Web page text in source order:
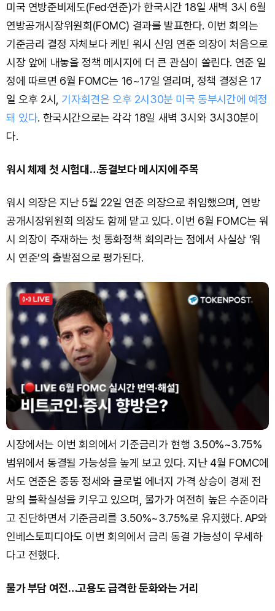
미국 연방준비제도(Fed·연준)가 한국시간 18일 새벽 3시 6월
연방공개시장위원회(FOMC) 결과를 발표한다. 이번 회의는
기준금리 결정 자체보다 케빈 워시 신임 연준 의장이 처음으로
시장 앞에 내놓을 정책 메시지에 더 큰 관심이 쏠린다. 연준 일
정에 따르면 6월 FOMC는 16~17일 열리며, 정책 결정은 17
일 오후 2시, 기자회견은 오후 2시30분 미국 동부시간에 예정
돼 있다. 한국시간으로는 각각 18일 새벽 3시와 3시30분이
다.
워시 체제 첫 시험대…동결보다 메시지에 주목
워시 의장은 지난 5월 22일 연준 의장으로 취임했으며, 연방
공개시장위원회 의장도 함께 맡고 있다. 이번 6월 FOMC는 워
시 의장이 주재하는 첫 통화정책 회의라는 점에서 사실상 ‘워
시 연준’의 출발점으로 평가된다.
시장에서는 이번 회의에서 기준금리가 현행 3.50%~3.75%
범위에서 동결될 가능성을 높게 보고 있다. 지난 4월 FOMC에
서도 연준은 중동 정세와 글로벌 에너지 가격 상승이 경제 전
망의 불확실성을 키우고 있으며, 물가가 여전히 높은 수준이라
고 진단하면서 기준금리를 3.50%~3.75%로 유지했다. AP와
인베스토피디아도 이번 회의에서 금리 동결 가능성이 우세하
다고 전했다.
물가 부담 여전…고용도 급격한 둔화와는 거리